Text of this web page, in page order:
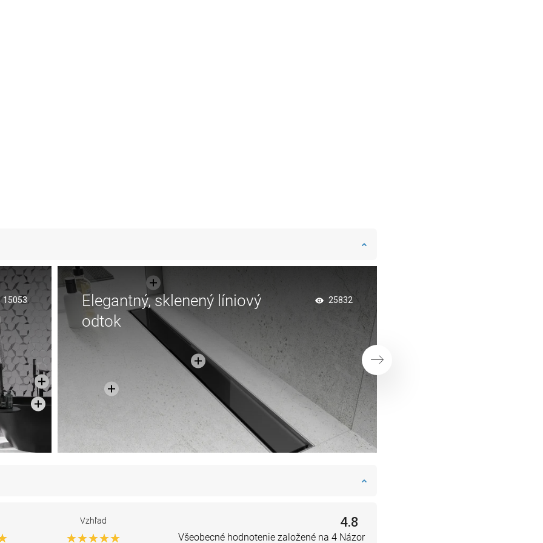
15053
Elegantný, sklenený líniový
odtok
25832
Ďalej
Vzhľad 4.8
Všeobecné hodnotenie založené na 4 Názor